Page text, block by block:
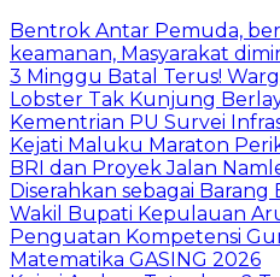
Bentrok Antar Pemuda,
keamanan, Masyarakat
3 Minggu Batal Terus!
Lobster Tak Kunjung
Kementrian PU Survei
Kejati Maluku Maraton
BRI dan Proyek Jalan
Diserahkan sebagai Barang
Wakil Bupati Kepulauan
Penguatan Kompetensi
Matematika GASING 2026